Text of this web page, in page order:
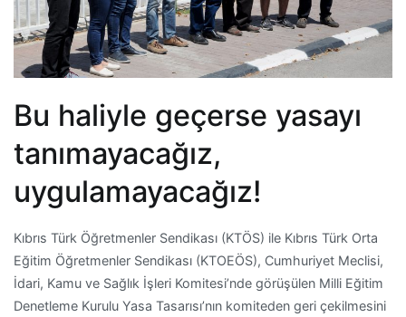
Bu haliyle geçerse yasayı
tanımayacağız,
uygulamayacağız!
Kıbrıs Türk Öğretmenler Sendikası (KTÖS) ile Kıbrıs Türk Orta
Eğitim Öğretmenler Sendikası (KTOEÖS), Cumhuriyet Meclisi,
İdari, Kamu ve Sağlık İşleri Komitesi’nde görüşülen Milli Eğitim
Denetleme Kurulu Yasa Tasarısı’nın komiteden geri çekilmesini